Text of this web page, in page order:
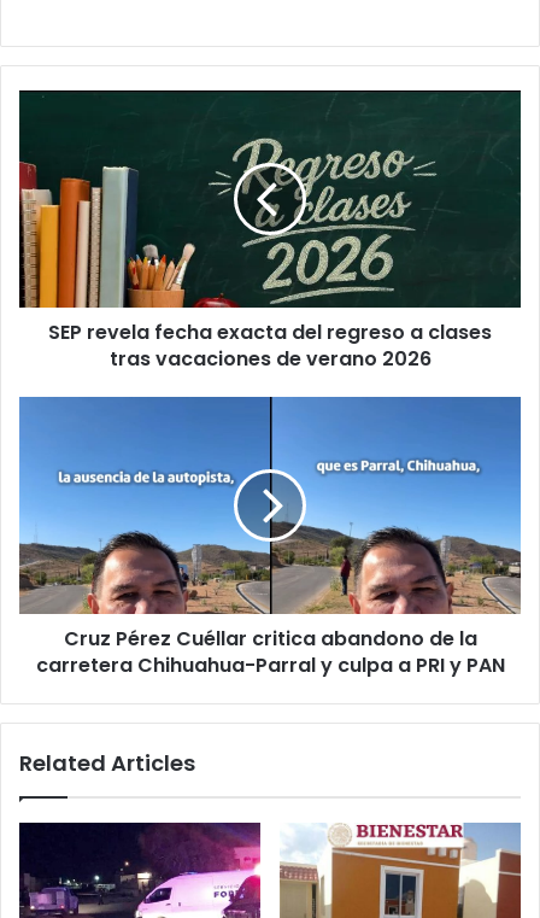
SEP
exacta
del
regreso
a
clases
tras
vacaciones
SEP revela fecha exacta del regreso a clases
tras vacaciones de verano 2026
critica
la
carretera
Chihuahua-
y
Cruz Pérez Cuéllar critica abandono de la
carretera Chihuahua-Parral y culpa a PRI y PAN
Related Articles